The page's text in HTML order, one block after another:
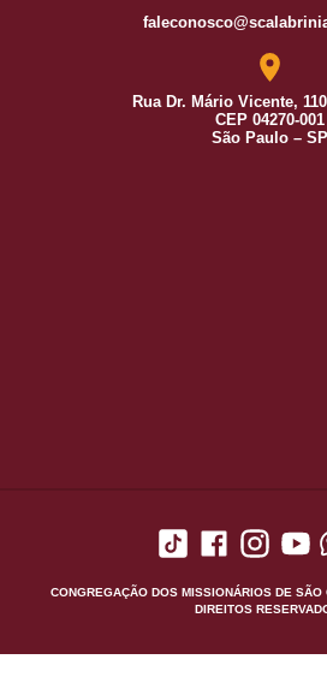
Rua Dr. Mário Vicente,
CEP 04270-001
São Paulo – SP
CONGREGAÇÃO DOS MISSIONÁRIOS DE
DIREITOS